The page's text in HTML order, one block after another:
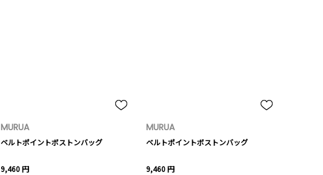
MURUA
ベルトポイントボストンバッグ
9,460 円
MURUA
ベルトポイントボストンバッグ
9,460 円